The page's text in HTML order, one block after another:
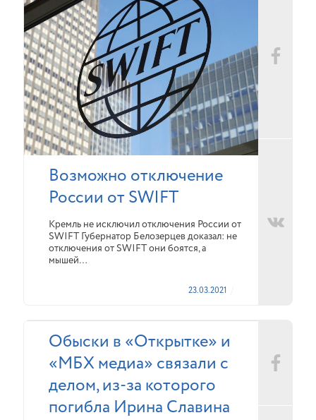
Возможно отключение
России от SWIFT
Кремль не исключил отключения России от
SWIFT Губернатор Белозерцев доказал: не
отключения от SWIFT они боятся, а
мышей…
23.03.2021
Обыски в «Открытке» и
«МБХ медиа» связали с
делом, из-за которого
погибла Ирина Славина